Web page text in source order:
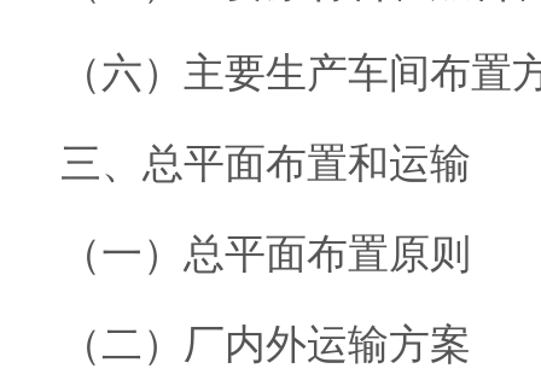
（六）主要生产车间布置
三、总平面布置和运输
（一）总平面布置原则
（二）厂内外运输方案